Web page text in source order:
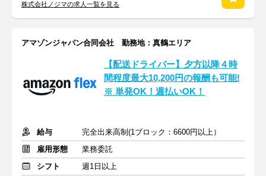
株式会社ノジマの求人一覧を見る
アマゾンジャパン合同会社 勤務地：真鶴エリア
【配送ドライバー】夕方以降４時
間程度最大10,200円の報酬も可能!
※ 単発OK！週払いOK！
給与
完全出来高制(1ブロック：6600円以上）
雇用形態
業務委託
シフト
週1日以上